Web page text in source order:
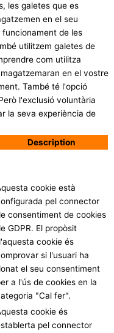
les galetes que es
en el seu
funcionament de les
utilitzem galetes de
com utilitza
en el vostre
També té l'opció
l'exclusió voluntària
la seva experiència de
Description
cookie està
pel connector
consentiment de cookies
GDPR. El propòsit
cookie és
si l'usuari ha
el seu consentiment
a l'ús de cookies en la
"Cal fer".
cookie és
pel connector